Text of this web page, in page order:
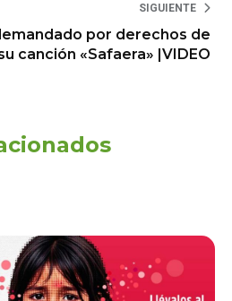
SIGUIENTE
por derechos de
canción «Safaera» |VIDEO